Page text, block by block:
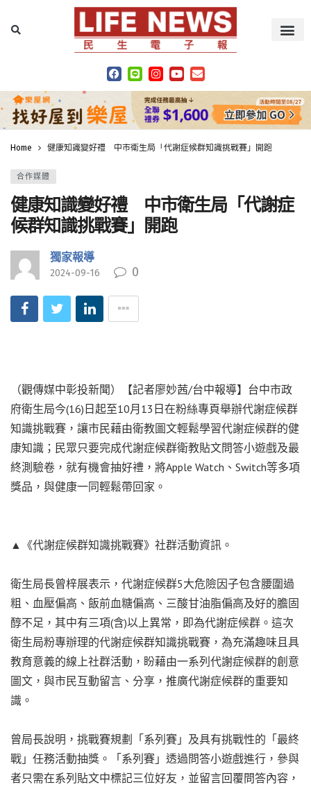
Home 健康知識變好禮 中市衛生局「代謝症候群知識挑戰賽」開跑
合作媒體
健康知識變好禮 中市衛生局「代謝症
候群知識挑戰賽」開跑
獨家報導
2024-09-16 0
（觀傳媒中彰投新聞）【記者廖妙茜/台中報導】台中市政
府衛生局今(16)日起至10月13日在粉絲專頁舉辦代謝症候群
知識挑戰賽，讓市民藉由衛教圖文輕鬆學習代謝症候群的健
康知識；民眾只要完成代謝症候群衛教貼文問答小遊戲及最
終測驗卷，就有機會抽好禮，將Apple Watch、Switch等多項
獎品，與健康一同輕鬆帶回家。
▲《代謝症候群知識挑戰賽》社群活動資訊。
衛生局長曾梓展表示，代謝症候群5大危險因子包含腰圍過
粗、血壓偏高、飯前血糖偏高、三酸甘油脂偏高及好的膽固
醇不足，其中有三項(含)以上異常，即為代謝症候群。這次
衛生局粉專辦理的代謝症候群知識挑戰賽，為充滿趣味且具
教育意義的線上社群活動，盼藉由一系列代謝症候群的創意
圖文，與市民互動留言、分享，推廣代謝症候群的重要知
識。
曾局長說明，挑戰賽規劃「系列賽」及具有挑戰性的「最終
戰」任務活動抽獎。「系列賽」透過問答小遊戲進行，參與
者只需在系列貼文中標記三位好友，並留言回覆問答內容，